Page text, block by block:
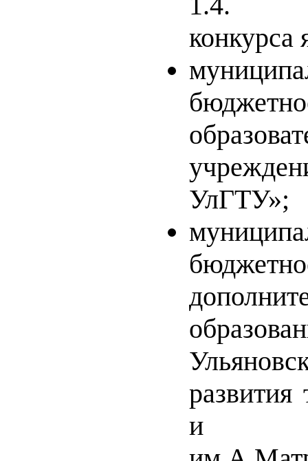
конкурса
УлГТУ»;
развития
и